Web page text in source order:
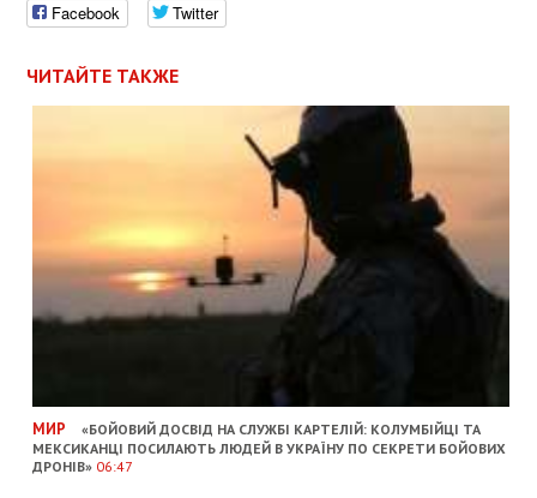
Facebook Twitter
ЧИТАЙТЕ ТАКЖЕ
МИР
«БОЙОВИЙ ДОСВІД НА СЛУЖБІ КАРТЕЛІЙ: КОЛУМБІЙЦІ ТА
МЕКСИКАНЦІ ПОСИЛАЮТЬ ЛЮДЕЙ В УКРАЇНУ ПО СЕКРЕТИ БОЙОВИХ
ДРОНІВ» 06:47